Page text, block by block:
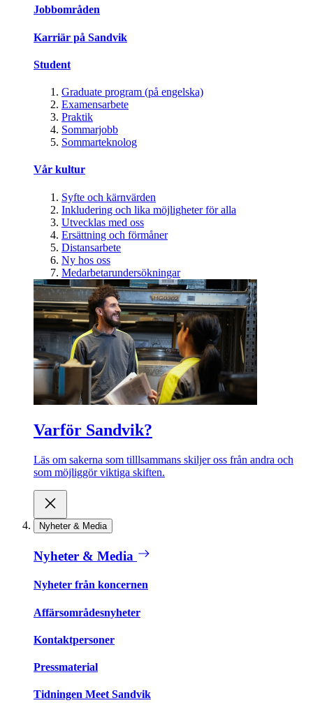
Jobbområden
Karriär på Sandvik
Student
Graduate program (på engelska)
Examensarbete
Praktik
Sommarjobb
Sommarteknolog
Vår kultur
Syfte och kärnvärden
Inkludering och lika möjligheter för alla
Utvecklas med oss
Ersättning och förmåner
Distansarbete
Ny hos oss
Medarbetarundersökningar
Varför Sandvik?
Läs om sakerna som tilllsammans skiljer oss från andra och
som möjliggör viktiga skiften.
Nyheter & Media
Nyheter & Media
Nyheter från koncernen
Affärsområdesnyheter
Kontaktpersoner
Pressmaterial
Tidningen Meet Sandvik